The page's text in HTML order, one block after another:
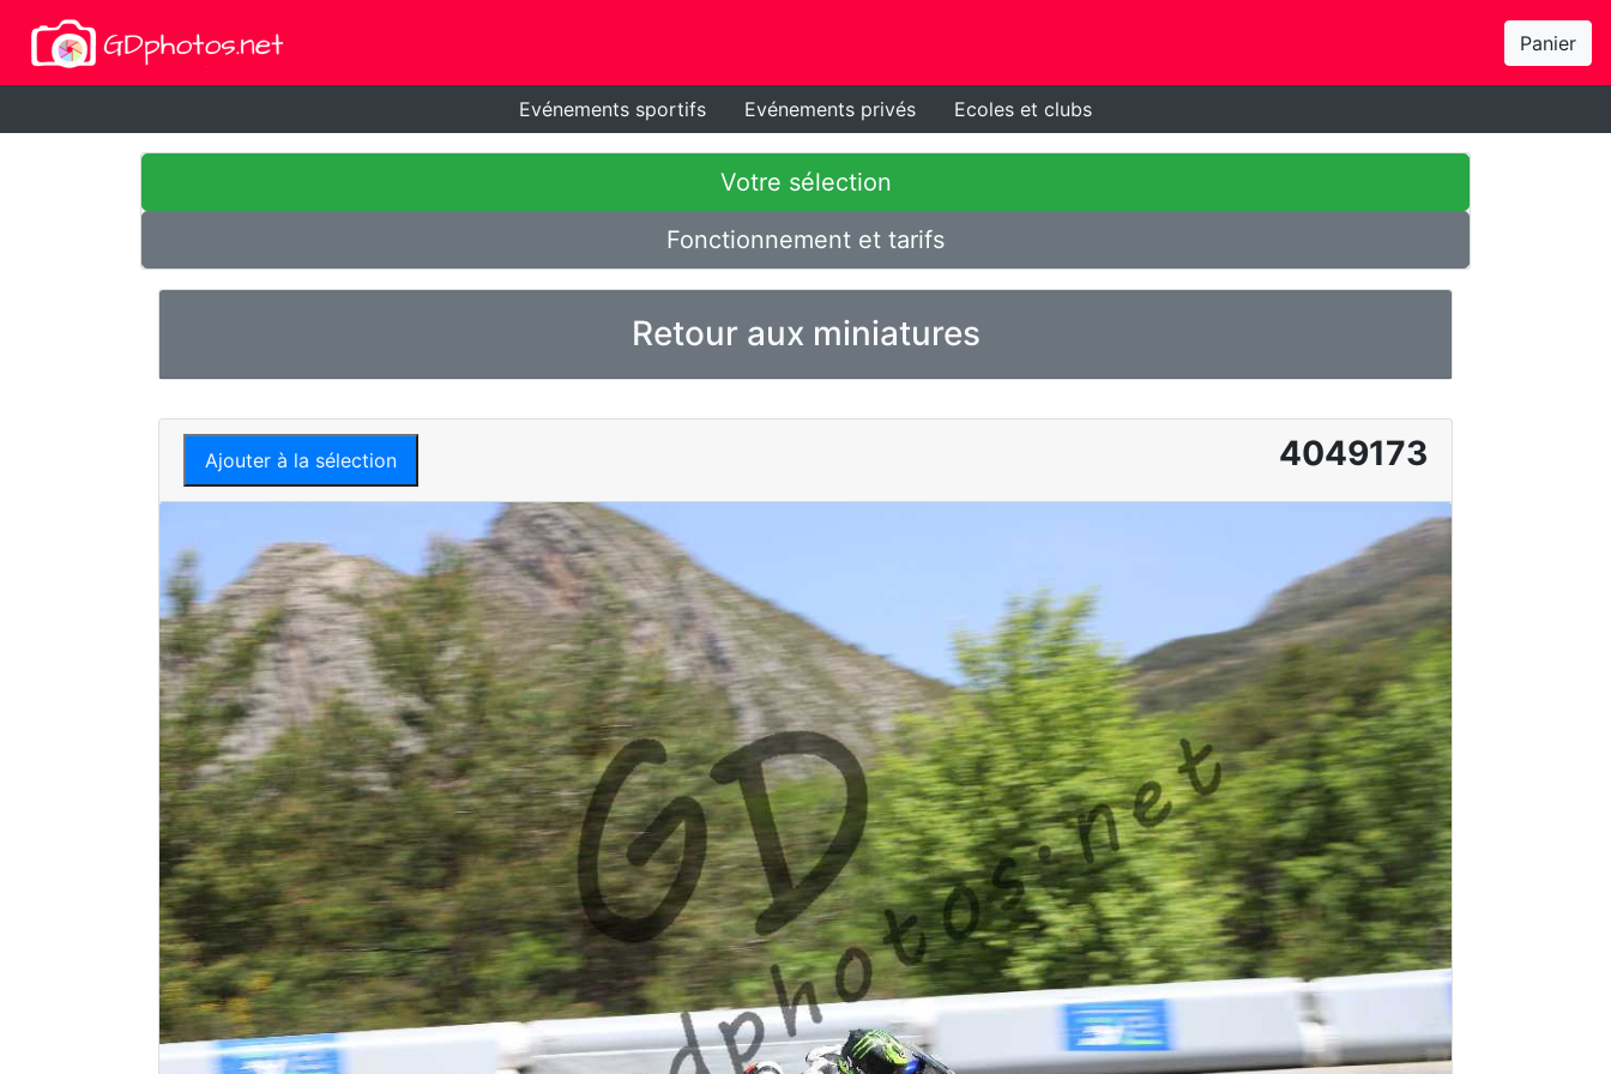
Panier
Evénements sportifs Evénements privés Ecoles et clubs
Votre sélection
Fonctionnement et tarifs
Retour aux miniatures
Ajouter à la sélection 4049173